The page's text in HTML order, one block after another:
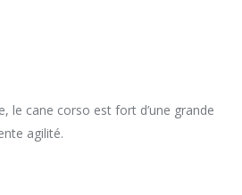
le cane corso est fort d’une grande
agilité.